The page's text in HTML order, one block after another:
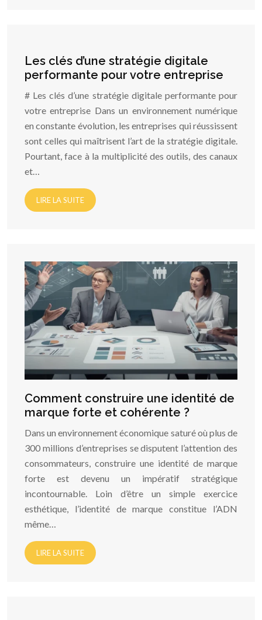
Les clés d’une stratégie digitale
performante pour votre entreprise
# Les clés d’une stratégie digitale performante pour
votre entreprise Dans un environnement numérique
en constante évolution, les entreprises qui réussissent
sont celles qui maîtrisent l’art de la stratégie digitale.
Pourtant, face à la multiplicité des outils, des canaux
et…
LIRE LA SUITE
Comment construire une identité de
marque forte et cohérente ?
Dans un environnement économique saturé où plus de
300 millions d’entreprises se disputent l’attention des
consommateurs, construire une identité de marque
forte est devenu un impératif stratégique
incontournable. Loin d’être un simple exercice
esthétique, l’identité de marque constitue l’ADN
même…
LIRE LA SUITE